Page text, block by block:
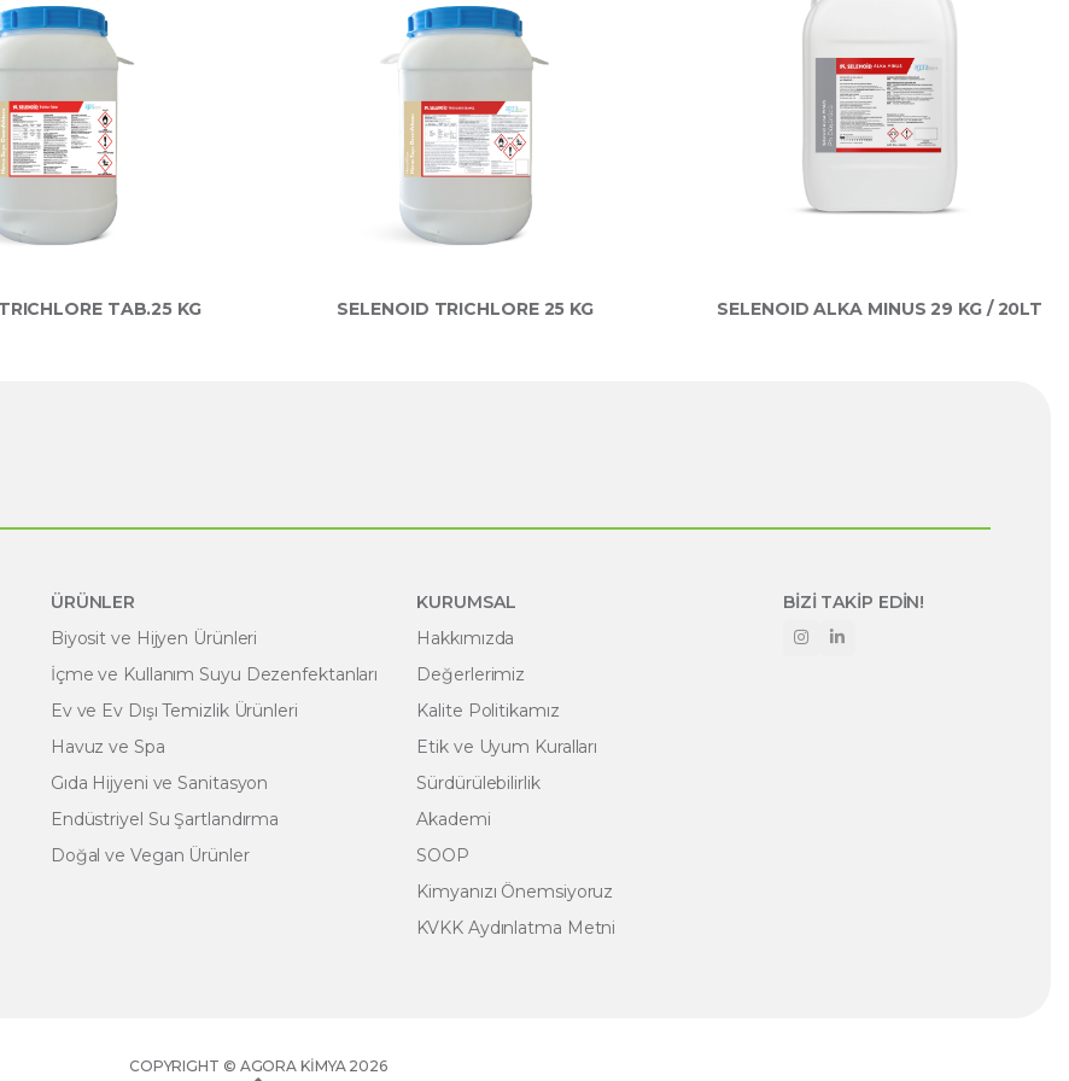
TAB.25 KG SELENOID TRICHLORE 25 KG SELENOID ALKA MINUS 29 KG / 20LT
ÜRÜNLER
Biyosit ve Hijyen Ürünleri
İçme ve Kullanım Suyu Dezenfektanları
Ev ve Ev Dışı Temizlik Ürünleri
Havuz ve Spa
Gıda Hijyeni ve Sanitasyon
Endüstriyel Su Şartlandırma
Doğal ve Vegan Ürünler
KURUMSAL
Hakkımızda
Değerlerimiz
Kalite Politikamız
Etik ve Uyum Kuralları
Sürdürülebilirlik
Akademi
SOOP
Kimyanızı Önemsiyoruz
KVKK Aydınlatma Metni
BİZİ TAKİP EDİN!
COPYRIGHT © AGORA KIMYA 2026